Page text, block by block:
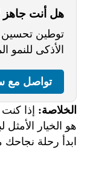
هل أنت جاهز
توطين تحسين
الأذكى للنمو
تواصل مع
الخلاصة:
هو الخيار الأمثل
ابدأ رحلة